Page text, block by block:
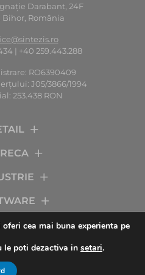
Darabant, 24F
Bihor, România
| +40 259.443.288
RO6390409
J05/3866/1994
253.438 RON
cea mai buna experienta pe
le poti dezactiva in setari.